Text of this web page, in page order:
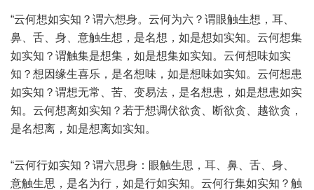
“云何想如实知？谓六想身。云何为六？谓眼触生想，耳、
鼻、舌、身、意触生想，是名想，如是想如实知。云何想集
如实知？谓触集是想集，如是想集如实知。云何想味如实
知？想因缘生喜乐，是名想味，如是想味如实知。云何想患
如实知？谓想无常、苦、变易法，是名想患，如是想患如实
知。云何想离如实知？若于想调伏欲贪、断欲贪、越欲贪，
是名想离，如是想离如实知。
“云何行如实知？谓六思身：眼触生思，耳、鼻、舌、身、
意触生思，是名为行，如是行如实知。云何行集如实知？触